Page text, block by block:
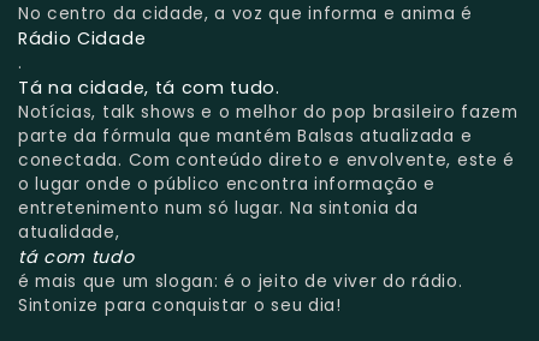
No centro da cidade, a voz que informa e anima é
Rádio Cidade
.
Tá na cidade, tá com tudo.
Notícias, talk shows e o melhor do pop brasileiro fazem
parte da fórmula que mantém Balsas atualizada e
conectada. Com conteúdo direto e envolvente, este é
o lugar onde o público encontra informação e
entretenimento num só lugar. Na sintonia da
atualidade,
tá com tudo
é mais que um slogan: é o jeito de viver do rádio.
Sintonize para conquistar o seu dia!